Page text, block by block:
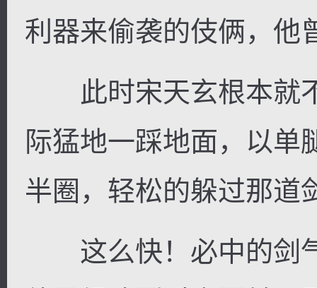
利器来偷袭的伎俩，他
此时宋天玄根本就
际猛地一踩地面，以单
半圈，轻松的躲过那道
这么快！必中的剑